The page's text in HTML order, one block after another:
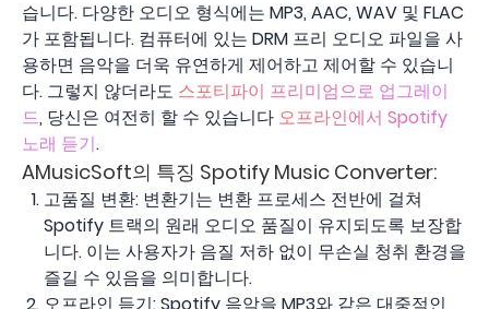
습니다. 다양한 오디오 형식에는 MP3, AAC, WAV 및 FLAC
가 포함됩니다. 컴퓨터에 있는 DRM 프리 오디오 파일을 사
용하면 음악을 더욱 유연하게 제어하고 제어할 수 있습니
다. 그렇지 않더라도 스포티파이 프리미엄으로 업그레이
드, 당신은 여전히 ​​​​할 수 있습니다 오프라인에서 Spotify
노래 듣기.
AMusicSoft의 특징 Spotify Music Converter:
고품질 변환: 변환기는 변환 프로세스 전반에 걸쳐
Spotify 트랙의 원래 오디오 품질이 유지되도록 보장합
니다. 이는 사용자가 음질 저하 없이 무손실 청취 환경을
즐길 수 있음을 의미합니다.